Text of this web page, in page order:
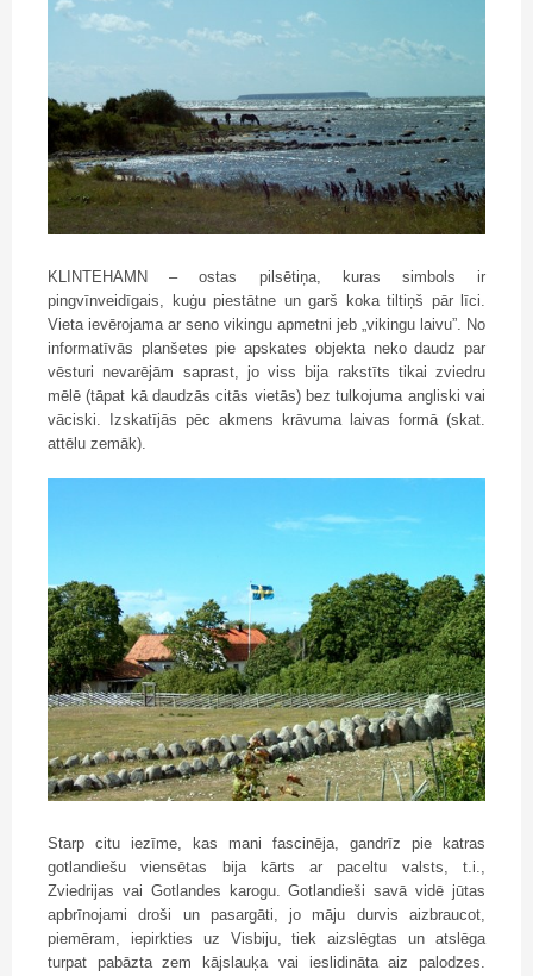
KLINTEHAMN – ostas pilsētiņa, kuras simbols ir
pingvīnveidīgais, kuģu piestātne un garš koka tiltiņš pār līci.
Vieta ievērojama ar seno vikingu apmetni jeb „vikingu laivu”. No
informatīvās planšetes pie apskates objekta neko daudz par
vēsturi nevarējām saprast, jo viss bija rakstīts tikai zviedru
mēlē (tāpat kā daudzās citās vietās) bez tulkojuma angliski vai
vāciski. Izskatījās pēc akmens krāvuma laivas formā (skat.
attēlu zemāk).
Starp citu iezīme, kas mani fascinēja, gandrīz pie katras
gotlandiešu viensētas bija kārts ar paceltu valsts, t.i.,
Zviedrijas vai Gotlandes karogu. Gotlandieši savā vidē jūtas
apbrīnojami droši un pasargāti, jo māju durvis aizbraucot,
piemēram, iepirkties uz Visbiju, tiek aizslēgtas un atslēga
turpat pabāzta zem kājslauķa vai ieslidināta aiz palodzes.